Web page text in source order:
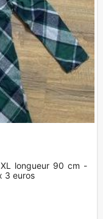
longueur 90 cm -
3 euros